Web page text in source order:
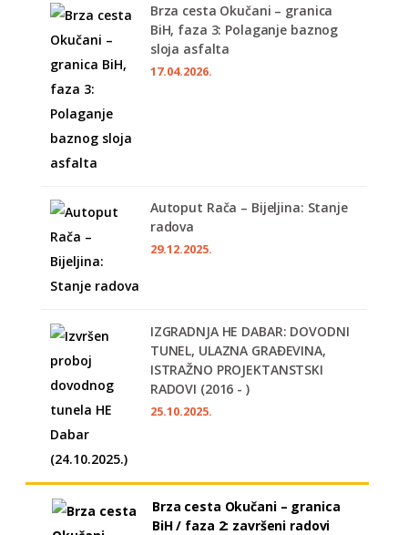
Brza cesta Okučani – granica
BiH, faza 3: Polaganje baznog
sloja asfalta
17.04.2026.
Autoput Rača – Bijeljina: Stanje
radova
29.12.2025.
IZGRADNJA HE DABAR: DOVODNI
TUNEL, ULAZNA GRAĐEVINA,
ISTRAŽNO PROJEKTANSTSKI
RADOVI (2016 - )
25.10.2025.
Brza cesta Okučani – granica
BiH / faza 2: završeni radovi